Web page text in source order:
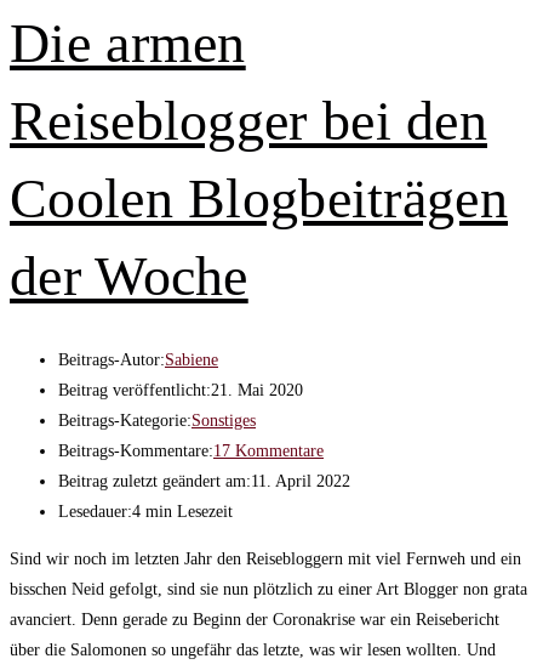
Die armen
Reiseblogger bei den
Coolen Blogbeiträgen
der Woche
Beitrags-Autor:Sabiene
Beitrag veröffentlicht:21. Mai 2020
Beitrags-Kategorie:Sonstiges
Beitrags-Kommentare:17 Kommentare
Beitrag zuletzt geändert am:11. April 2022
Lesedauer:4 min Lesezeit
Sind wir noch im letzten Jahr den Reisebloggern mit viel Fernweh und ein
bisschen Neid gefolgt, sind sie nun plötzlich zu einer Art Blogger non grata
avanciert. Denn gerade zu Beginn der Coronakrise war ein Reisebericht
über die Salomonen so ungefähr das letzte, was wir lesen wollten. Und